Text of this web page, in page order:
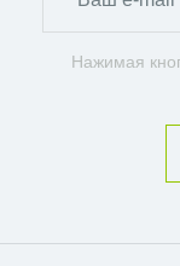
Нажимая